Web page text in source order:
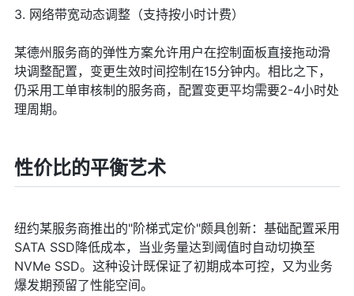
3. 网络带宽动态调整（支持按小时计费）
某德州服务商的弹性方案允许用户在控制面板直接拖动滑
块调整配置，变更生效时间控制在15分钟内。相比之下，
仍采用工单审核制的服务商，配置变更平均需要2-4小时处
理周期。
性价比的平衡艺术
纽约某服务商推出的"阶梯式定价"颇具创新：基础配置采用
SATA SSD降低成本，当业务量达到阈值时自动切换至
NVMe SSD。这种设计既保证了初期成本可控，又为业务
爆发期预留了性能空间。